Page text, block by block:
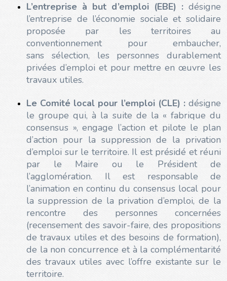
L’entreprise à but d’emploi (EBE) : désigne
l’entreprise de l’économie sociale et solidaire
proposée par les territoires au
conventionnement pour embaucher,
sans sélection, les personnes durablement
privées d’emploi et pour mettre en œuvre les
travaux utiles.
Le Comité local pour l’emploi (CLE) :désigne
le groupe qui, à la suite de la « fabrique du
consensus », engage l’action et pilote le plan
d’action pour la suppression de la privation
d’emploi sur le territoire. Il est présidé et réuni
par le Maire ou le Président de
l’agglomération. Il est responsable de
l’animation en continu du consensus local pour
la suppression de la privation d’emploi, de la
rencontre des personnes concernées
(recensement des savoir-faire, des propositions
de travaux utiles et des besoins de formation),
de la non concurrence et à la complémentarité
des travaux utiles avec l’offre existante sur le
territoire.